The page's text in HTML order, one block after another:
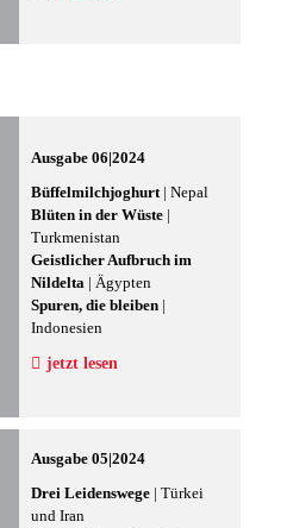
Ausgabe 06|2024
Büffelmilchjoghurt | Nepal
Blüten in der Wüste |
Turkmenistan
Geistlicher Aufbruch im
Nildelta | Ägypten
Spuren, die bleiben |
Indonesien
jetzt lesen
Ausgabe 05|2024
Drei Leidenswege | Türkei
und Iran